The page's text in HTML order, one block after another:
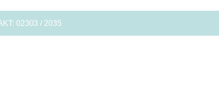
02303 / 2035